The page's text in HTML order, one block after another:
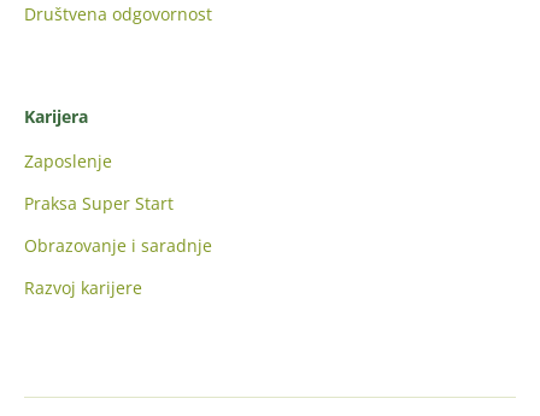
Društvena odgovornost
Karijera
Zaposlenje
Praksa Super Start
Obrazovanje i saradnje
Razvoj karijere